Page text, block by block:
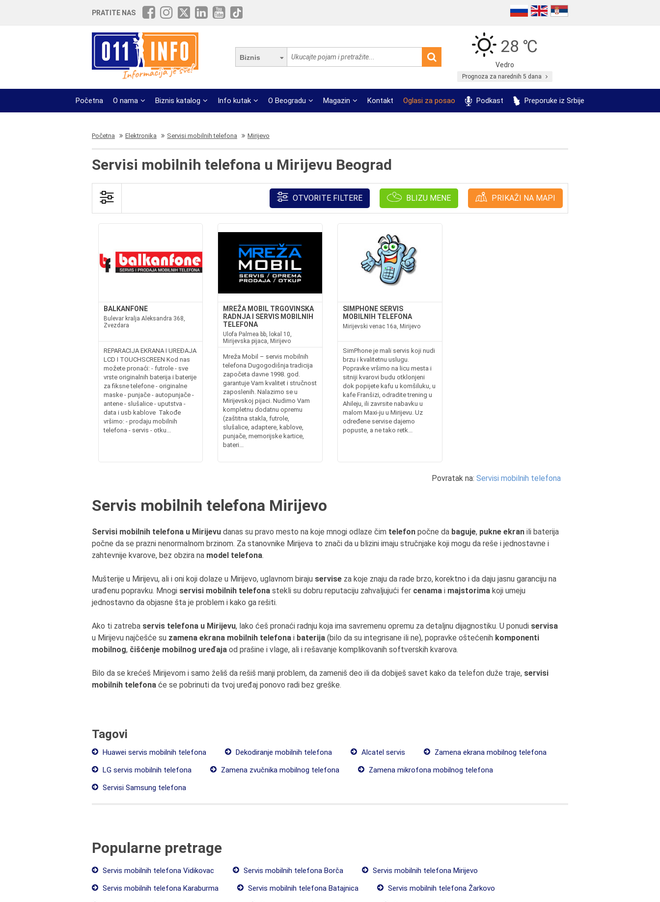
PRATITE NAS
Biznis
28 ℃
Vedro
Prognoza za narednih 5 dana
Početna O nama Biznis katalog Info kutak O Beogradu Magazin Kontakt Oglasi za posao Podkast Preporuke iz Srbije
Početna Elektronika Servisi mobilnih telefona Mirijevo
Servisi mobilnih telefona u Mirijevu Beograd
OTVORITE FILTERE BLIZU MENE PRIKAŽI NA MAPI
BALKANFONE
Bulevar kralja Aleksandra 368,
Zvezdara
REPARACIJA EKRANA I UREĐAJA
LCD I TOUCHSCREEN Kod nas
možete pronaći: - futrole - sve
vrste originalnih baterija i baterije
za fiksne telefone - originalne
maske - punjače - autopunjače -
antene - slušalice - uputstva -
data i usb kablove Takođe
vršimo: - prodaju mobilnih
telefona - servis - otku...
MREŽA MOBIL TRGOVINSKA
RADNJA I SERVIS MOBILNIH
TELEFONA
Ulofa Palmea bb, lokal 10,
Mirijevska pijaca, Mirijevo
Mreža Mobil – servis mobilnih
telefona Dugogodišnja tradicija
započeta davne 1998. god.
garantuje Vam kvalitet i stručnost
zaposlenih. Nalazimo se u
Mirijevskoj pijaci. Nudimo Vam
kompletnu dodatnu opremu
(zaštitna stakla, futrole,
slušalice, adaptere, kablove,
punjače, memorijske kartice,
bateri...
SIMPHONE SERVIS
MOBILNIH TELEFONA
Mirijevski venac 16a, Mirijevo
SimPhone je mali servis koji nudi
brzu i kvalitetnu uslugu.
Popravke vršimo na licu mesta i
sitniji kvarovi budu otklonjeni
dok popijete kafu u komšiluku, u
kafe Franšizi, odradite trening u
Ahileju, ili zavrsite nabavku u
malom Maxi-ju u Mirijevu. Uz
određene servise dajemo
popuste, a ne tako retk...
Povratak na: Servisi mobilnih telefona
Servis mobilnih telefona Mirijevo
Servisi mobilnih telefona u Mirijevu danas su pravo mesto na koje mnogi odlaze čim telefon počne da baguje, pukne ekran ili baterija
počne da se prazni nenormalnom brzinom. Za stanovnike Mirijeva to znači da u blizini imaju stručnjake koji mogu da reše i jednostavne i
zahtevnije kvarove, bez obzira na model telefona.
Mušterije u Mirijevu, ali i oni koji dolaze u Mirijevo, uglavnom biraju servise za koje znaju da rade brzo, korektno i da daju jasnu garanciju na
urađenu popravku. Mnogi servisi mobilnih telefona stekli su dobru reputaciju zahvaljujući fer cenama i majstorima koji umeju
jednostavno da objasne šta je problem i kako ga rešiti.
Ako ti zatreba servis telefona u Mirijevu, lako ćeš pronaći radnju koja ima savremenu opremu za detaljnu dijagnostiku. U ponudi servisa
u Mirijevu najčešće su zamena ekrana mobilnih telefona i baterija (bilo da su integrisane ili ne), popravke oštećenih komponenti
mobilnog, čišćenje mobilnog uređaja od prašine i vlage, ali i rešavanje komplikovanih softverskih kvarova.
Bilo da se krećeš Mirijevom i samo želiš da rešiš manji problem, da zameniš deo ili da dobiješ savet kako da telefon duže traje, servisi
mobilnih telefona će se pobrinuti da tvoj uređaj ponovo radi bez greške.
Tagovi
Huawei servis mobilnih telefona Dekodiranje mobilnih telefona Alcatel servis
Zamena ekrana mobilnog telefona
LG servis mobilnih telefona
Zamena zvučnika mobilnog telefona
Zamena mikrofona mobilnog telefona
Servisi Samsung telefona
Popularne pretrage
Servis mobilnih telefona Vidikovac Servis mobilnih telefona Borča
Servis mobilnih telefona Mirijevo
Servis mobilnih telefona Karaburma
Servis mobilnih telefona Batajnica
Servis mobilnih telefona Žarkovo